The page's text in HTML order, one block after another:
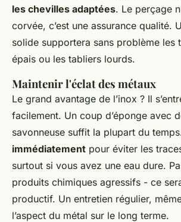
les chevilles adaptées. Le perçage
corvée, c’est une assurance qualité.
solide supportera sans problème les
épais ou les tabliers lourds.
Maintenir l'éclat des métaux
Le grand avantage de l’inox ? Il
facilement. Un coup d’éponge avec
savonneuse suffit la plupart du
immédiatement pour éviter les
surtout si vous avez une eau dure.
produits chimiques agressifs - ce
productif. Un entretien régulier,
l’aspect du métal sur le long terme.